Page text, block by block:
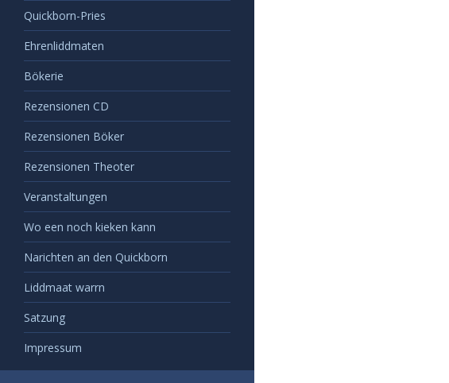
Quickborn-Pries
Ehrenliddmaten
Bökerie
Rezensionen CD
Rezensionen Böker
Rezensionen Theoter
Veranstaltungen
Wo een noch kieken kann
Narichten an den Quickborn
Liddmaat warrn
Satzung
Impressum